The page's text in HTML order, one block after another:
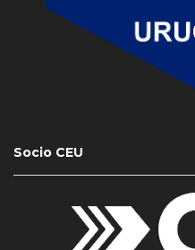
Socio CEU